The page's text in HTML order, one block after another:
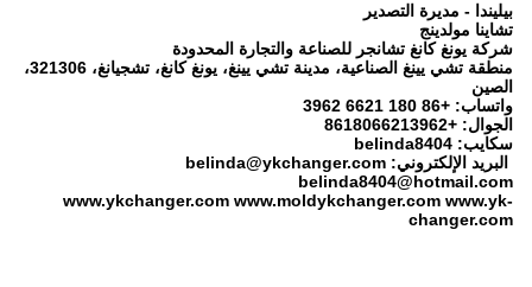
بيليندا - مديرة التصدير
تشاينا مولدينج
شركة يونغ كانغ تشانجر للصناعة والتجارة المحدودة
منطقة تشي يينغ الصناعية، مدينة تشي يينغ، يونغ كانغ، تشجيانغ، 321306،
الصين
واتساب: +86 180 6621 3962
الجوال: +8618066213962
سكايب: belinda8404
البريد الإلكتروني: belinda@ykchanger.com
belinda8404@hotmail.com
www.ykchanger.com www.moldykchanger.com www.yk-
changer.com